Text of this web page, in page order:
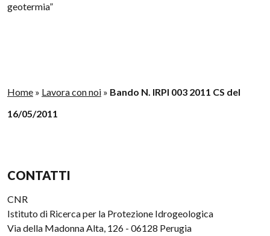
geotermia”
Home » Lavora con noi » Bando N. IRPI 003 2011 CS del
16/05/2011
CONTATTI
CNR
Istituto di Ricerca per la Protezione Idrogeologica
Via della Madonna Alta, 126 - 06128 Perugia